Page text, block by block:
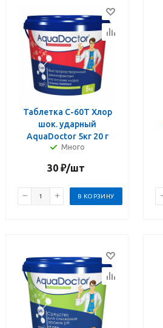
Таблетка С-60Т Хлор
шок. ударный
AquaDoctor 5кг 20 г
Много
30 ₽/шт
В КОРЗИНУ